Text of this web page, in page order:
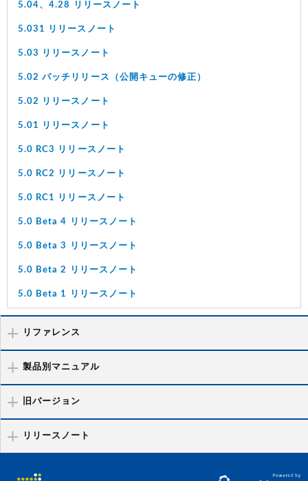
5.04、4.28 リリースノート
5.031 リリースノート
5.03 リリースノート
5.02 パッチリリース（公開キューの修正）
5.02 リリースノート
5.01 リリースノート
5.0 RC3 リリースノート
5.0 RC2 リリースノート
5.0 RC1 リリースノート
5.0 Beta 4 リリースノート
5.0 Beta 3 リリースノート
5.0 Beta 2 リリースノート
5.0 Beta 1 リリースノート
リファレンス
製品別マニュアル
旧バージョン
リリースノート